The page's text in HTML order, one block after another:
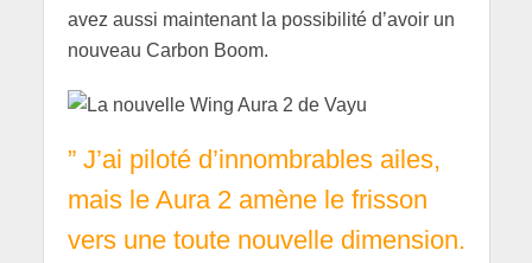
avez aussi maintenant la possibilité d’avoir un
nouveau Carbon Boom.
” J’ai piloté d’innombrables ailes,
mais le Aura 2 amène le frisson
vers une toute nouvelle dimension.